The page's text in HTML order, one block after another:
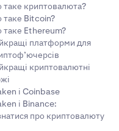
криптовалюта?
Bitcoin?
Ethereum?
платформи для
криптовалютні
і Coinbase
і Binance:
про криптовалюту